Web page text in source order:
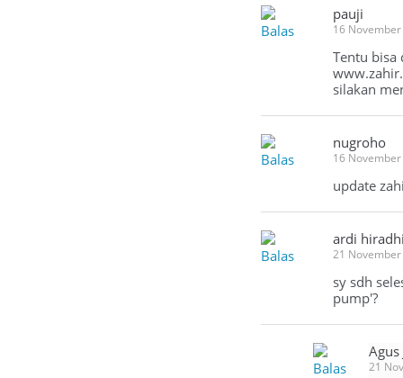
Balas
pauji
16
Tentu
silakan
Balas
nugroho
16
update
Balas
ardi
21
sy sdh
pump'?
Balas
Agus
21